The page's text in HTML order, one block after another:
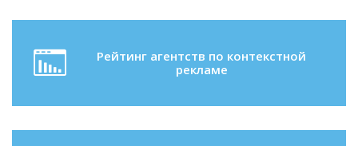
Рейтинг агентств по контекстной
рекламе